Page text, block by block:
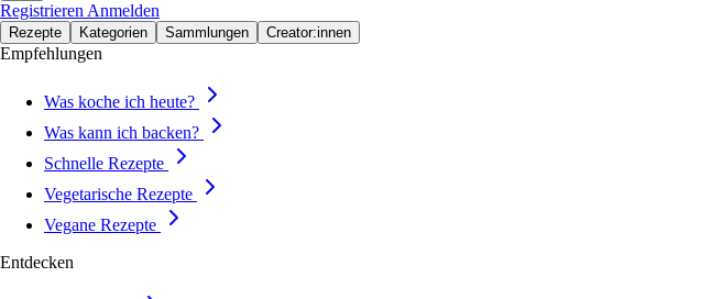
Registrieren Anmelden
Rezepte Kategorien Sammlungen Creator:innen
Empfehlungen
Was koche ich heute?
Was kann ich backen?
Schnelle Rezepte
Vegetarische Rezepte
Vegane Rezepte
Entdecken